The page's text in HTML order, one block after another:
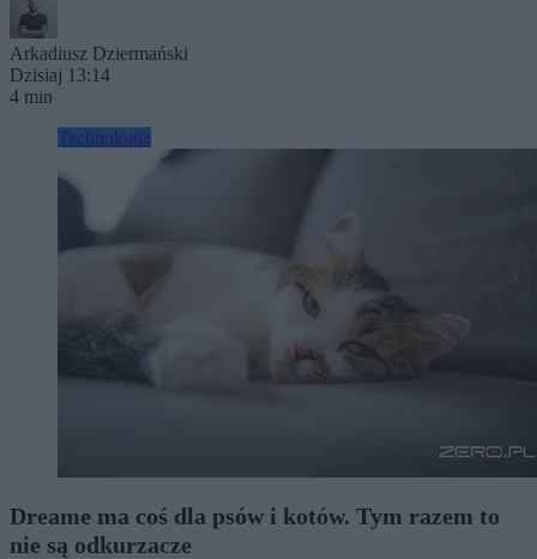
Arkadiusz Dziermański
Dzisiaj 13:14
4 min
Technologia
Dreame ma coś dla psów i kotów. Tym razem to
nie są odkurzacze